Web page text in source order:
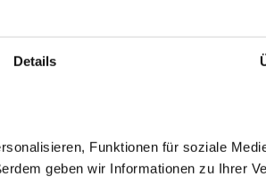
Details
Funktionen für soziale
geben wir Informationen zu Ihrer